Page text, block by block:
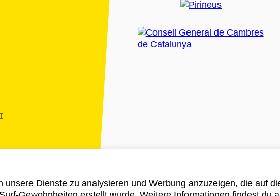
Dienste zu analysieren und Werbung anzuzeigen, die auf